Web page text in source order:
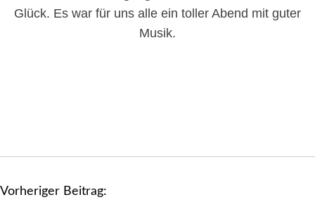
Glück. Es war für uns alle ein toller Abend mit guter
Musik.
B
Vorheriger Beitrag: